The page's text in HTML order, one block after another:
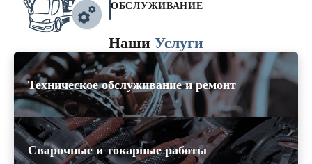
ОБСЛУЖИВАНИЕ
Наши Услуги
Техническое обслуживание и ремонт
Сварочные и токарные работы